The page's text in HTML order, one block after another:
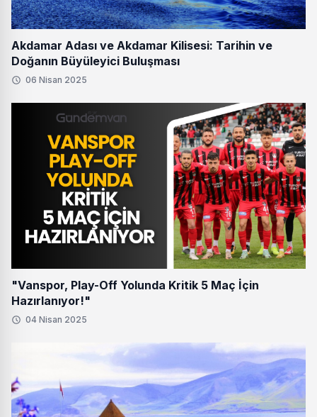
Akdamar Adası ve Akdamar Kilisesi: Tarihin ve
Doğanın Büyüleyici Buluşması
06 Nisan 2025
"Vanspor, Play-Off Yolunda Kritik 5 Maç İçin
Hazırlanıyor!"
04 Nisan 2025